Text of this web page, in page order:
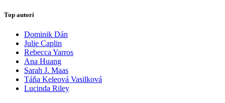
Top autori
Dominik Dán
Julie Caplin
Rebecca Yarros
Ana Huang
Sarah J. Maas
Táňa Keleová Vasilková
Lucinda Riley